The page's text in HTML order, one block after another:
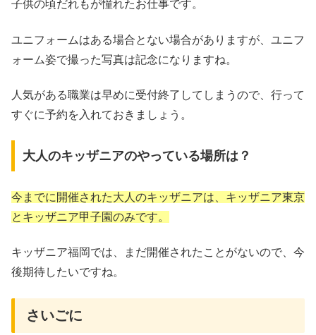
子供の頃だれもが憧れたお仕事です。
ユニフォームはある場合とない場合がありますが、ユニフ
ォーム姿で撮った写真は記念になりますね。
人気がある職業は早めに受付終了してしまうので、行って
すぐに予約を入れておきましょう。
大人のキッザニアのやっている場所は？
今までに開催された大人のキッザニアは、キッザニア東京
とキッザニア甲子園のみです。
キッザニア福岡では、まだ開催されたことがないので、今
後期待したいですね。
さいごに